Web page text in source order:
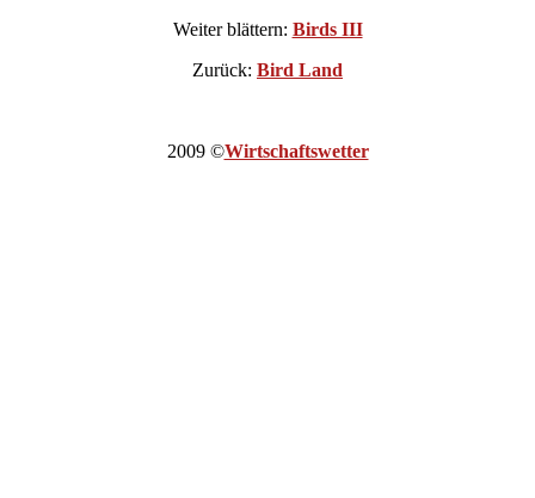
Weiter blättern: Birds III
Zurück: Bird Land
2009 ©Wirtschaftswetter